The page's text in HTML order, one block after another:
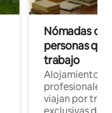
Nómadas
personas
trabajo
Alojamientos
profesionales
viajan por